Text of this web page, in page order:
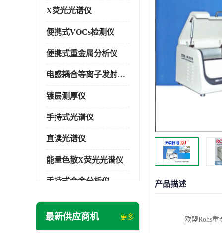
X荧光光谱仪
便携式VOCs检测仪
便携式重金属分析仪
电感耦合等离子发射光谱仪
镀层测厚仪
手持式光谱仪
直读光谱仪
能量色散X荧光光谱仪
手持式合金分析仪
手持式矿石分析仪
最新供应商机 更多
产品描述
欧盟Rohs